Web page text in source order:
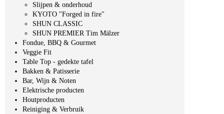
Slijpen & onderhoud
KYOTO "Forged in fire"
SHUN CLASSIC
SHUN PREMIER Tim Mälzer
Fondue, BBQ & Gourmet
Veggie Fit
Table Top - gedekte tafel
Bakken & Patisserie
Bar, Wijn & Noten
Elektrische producten
Houtproducten
Reiniging & Verbruik